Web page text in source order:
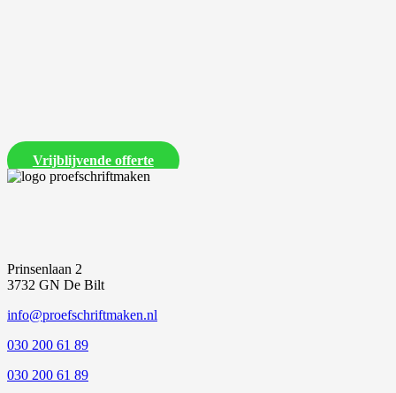
Vrijblijvende offerte
Prinsenlaan 2
3732 GN De Bilt
info@proefschriftmaken.nl
030 200 61 89
030 200 61 89